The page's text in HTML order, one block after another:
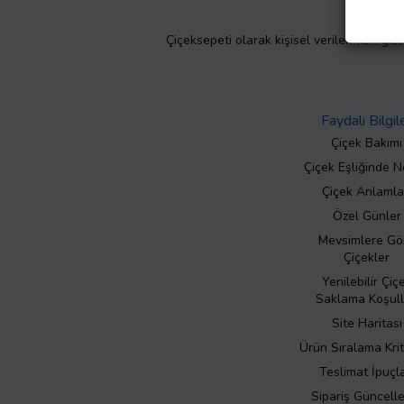
Çiçeksepeti olarak kişisel verilerinizin
Faydalı
Çiçek Bakımı
Çiçek Eşliğinde
Çiçek
Özel Günler
Mevsimlere
Çiçekler
Yenilebilir
Saklama
Site Haritası
Ürün Sıralama
Teslimat
Sipariş